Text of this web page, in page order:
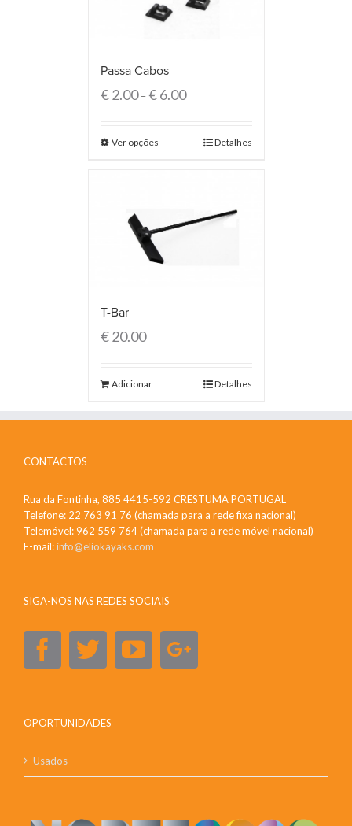
Passa Cabos
€2.00–€6.00
Ver opções Detalhes
T-Bar
€20.00
Adicionar Detalhes
CONTACTOS
Rua da Fontinha, 885 4415-592 CRESTUMA PORTUGAL
Telefone: 22 763 91 76 (chamada para a rede fixa nacional)
Telemóvel: 962 559 764 (chamada para a rede móvel nacional)
E-mail:info@eliokayaks.com
SIGA-NOS NAS REDES SOCIAIS
OPORTUNIDADES
Usados